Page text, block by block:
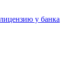
у банка